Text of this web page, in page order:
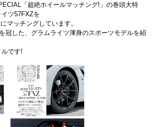
「超絶ホイールマッチング!」の巻頭大特
ツ57FXZを
マッチングしています。
冠した、グラムライツ渾身のスポーツモデルを紹
です!